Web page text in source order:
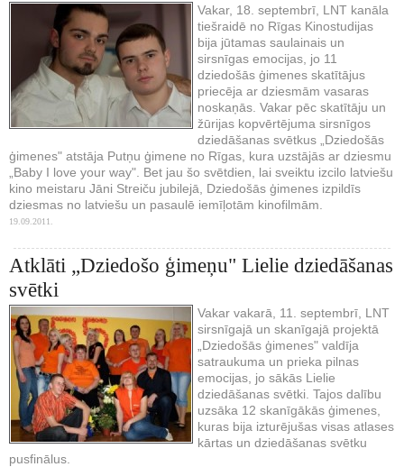
Vakar, 18. septembrī, LNT kanāla
tiešraidē no Rīgas Kinostudijas
bija jūtamas saulainais un
sirsnīgas emocijas, jo 11
dziedošās ģimenes skatītājus
priecēja ar dziesmām vasaras
noskaņās. Vakar pēc skatītāju un
žūrijas kopvērtējuma sirsnīgos
dziedāšanas svētkus „Dziedošās
ģimenes" atstāja Putņu ģimene no Rīgas, kura uzstājās ar dziesmu
„Baby I love your way". Bet jau šo svētdien, lai sveiktu izcilo latviešu
kino meistaru Jāni Streiču jubilejā, Dziedošās ģimenes izpildīs
dziesmas no latviešu un pasaulē iemīļotām kinofilmām.
19.09.2011.
Atklāti „Dziedošo ģimeņu" Lielie dziedāšanas
svētki
Vakar vakarā, 11. septembrī, LNT
sirsnīgajā un skanīgajā projektā
„Dziedošās ģimenes" valdīja
satraukuma un prieka pilnas
emocijas, jo sākās Lielie
dziedāšanas svētki. Tajos dalību
uzsāka 12 skanīgākās ģimenes,
kuras bija izturējušas visas atlases
kārtas un dziedāšanas svētku
pusfinālus.